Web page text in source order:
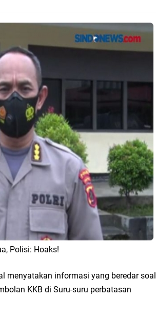
Polisi: Hoaks!
menyatakan informasi yang beredar soal
KKB di Suru-suru perbatasan